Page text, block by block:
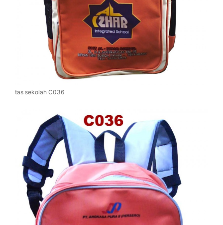
tas sekolah C036